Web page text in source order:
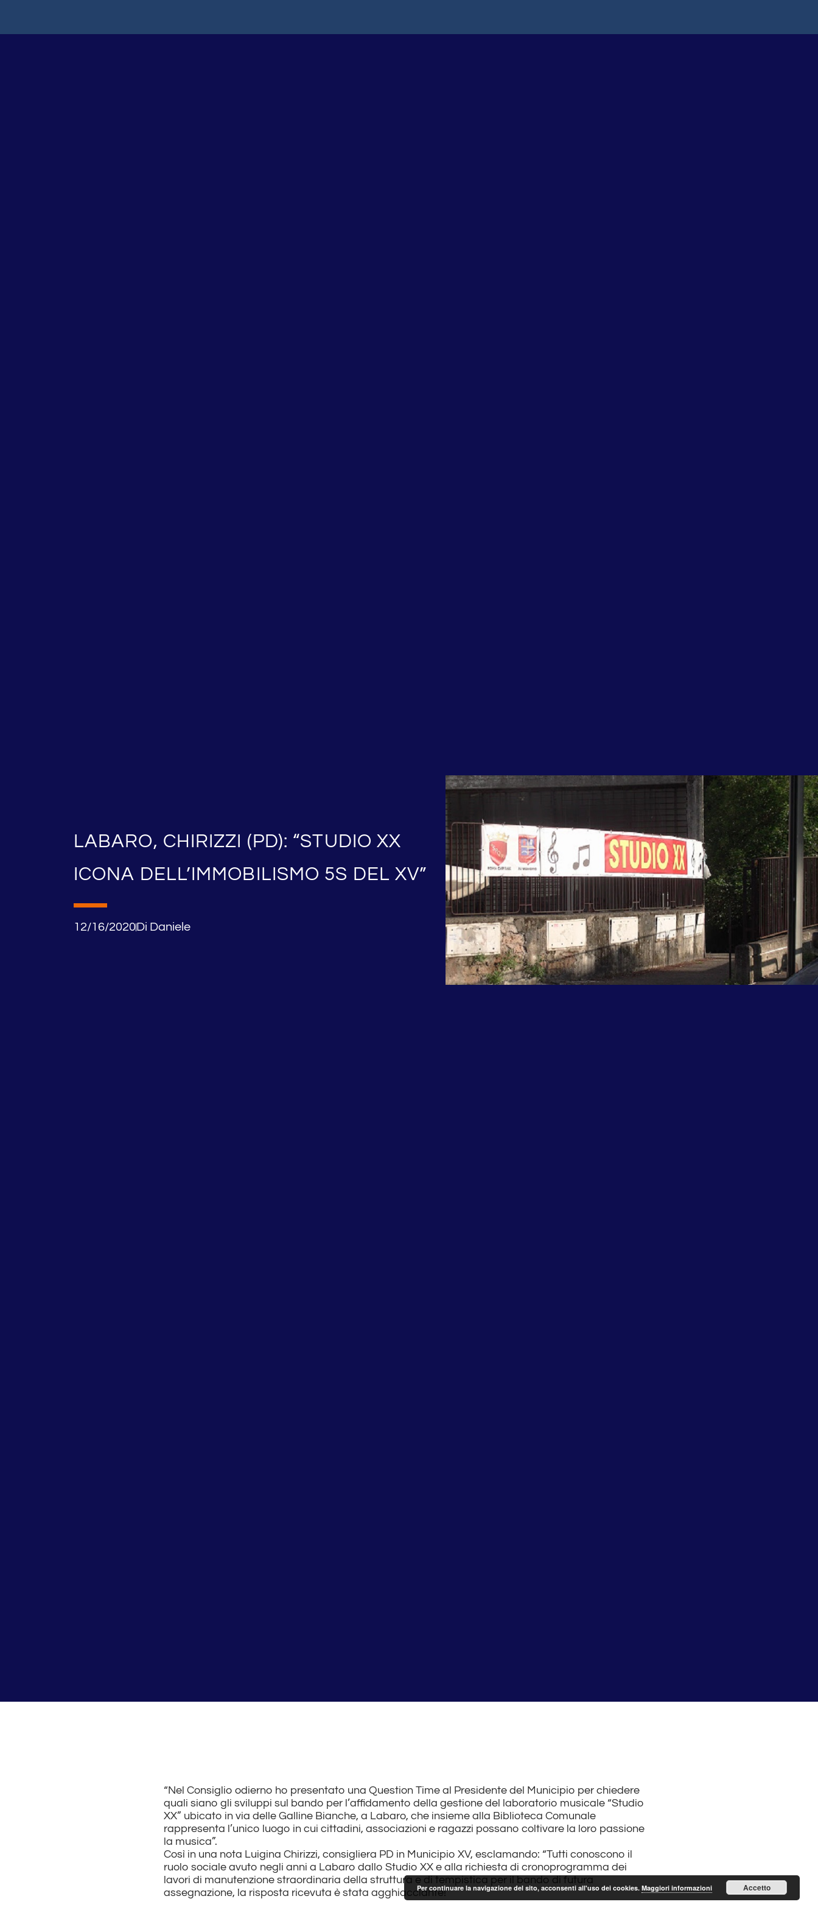
LABARO, CHIRIZZI (PD): “STUDIO XX
ICONA DELL’IMMOBILISMO 5S DEL XV”
12/16/2020Di Daniele
“Nel Consiglio odierno ho presentato una Question Time al Presidente del Municipio per chiedere
quali siano gli sviluppi sul bando per l’affidamento della gestione del laboratorio musicale “Studio
XX” ubicato in via delle Galline Bianche, a Labaro, che insieme alla Biblioteca Comunale
rappresenta l’unico luogo in cui cittadini, associazioni e ragazzi possano coltivare la loro passione
la musica”.
Così in una nota Luigina Chirizzi, consigliera PD in Municipio XV, esclamando: “Tutti conoscono il
ruolo sociale avuto negli anni a Labaro dallo Studio XX e alla richiesta di cronoprogramma dei
lavori di manutenzione straordinaria della struttura e di tempistica per il bando di futura
assegnazione, la risposta ricevuta è stata agghiacciante!”Per continuare la navigazione del sito, acconsenti all'uso dei cookies. Maggiori informazioni Accetto